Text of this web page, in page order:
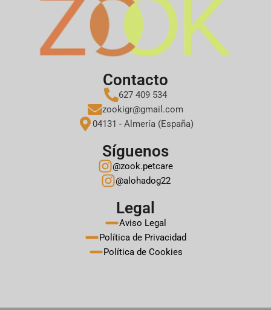
Contacto
627 409 534
zookigr@gmail.com
04131 - Almería (España)
Síguenos
@zook.petcare
@alohadog22
Legal
Aviso Legal
Política de Privacidad
Política de Cookies